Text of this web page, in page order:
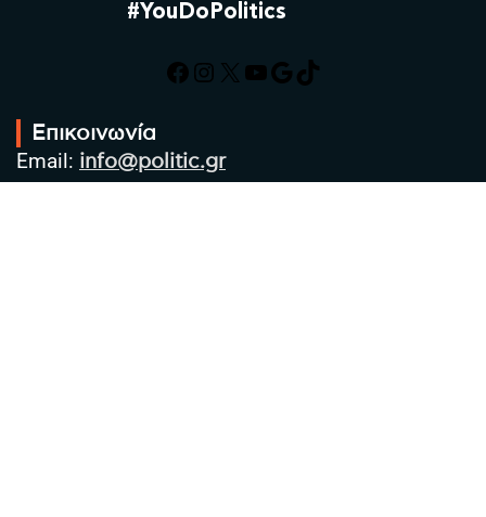
#YouDoPolitics
Facebook
Instagram
X YouTube
Google
TikTok
Επικοινωνία
Email: info@politic.gr
Τηλ: